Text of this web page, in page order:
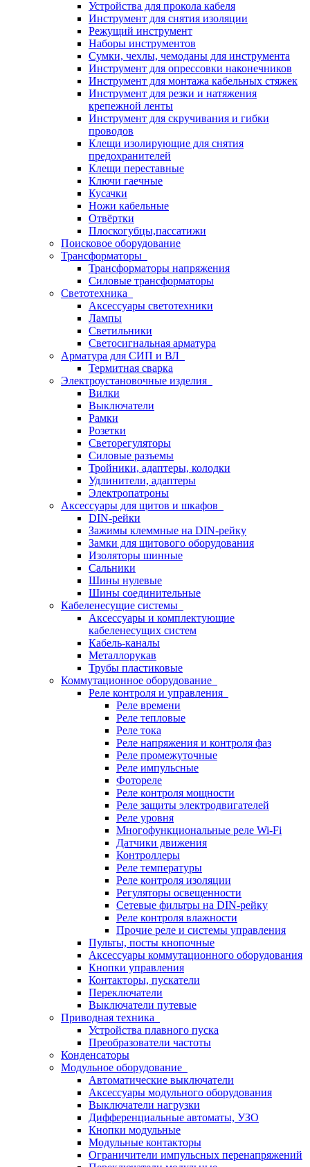
Устройства для прокола кабеля
Инструмент для снятия изоляции
Режущий инструмент
Наборы инструментов
Сумки, чехлы, чемоданы для инструмента
Инструмент для опрессовки наконечников
Инструмент для монтажа кабельных стяжек
Инструмент для резки и натяжения
крепежной ленты
Инструмент для скручивания и гибки
проводов
Клещи изолирующие для снятия
предохранителей
Клещи переставные
Ключи гаечные
Кусачки
Ножи кабельные
Отвёртки
Плоскогубцы,пассатижи
Поисковое оборудование
Трансформаторы
Трансформаторы напряжения
Силовые трансформаторы
Светотехника
Аксессуары светотехники
Лампы
Светильники
Светосигнальная арматура
Арматура для СИП и ВЛ
Термитная сварка
Электроустановочные изделия
Вилки
Выключатели
Рамки
Розетки
Светорегуляторы
Силовые разъемы
Тройники, адаптеры, колодки
Удлинители, адаптеры
Электропатроны
Аксессуары для щитов и шкафов
DIN-рейки
Зажимы клеммные на DIN-рейку
Замки для щитового оборудования
Изоляторы шинные
Сальники
Шины нулевые
Шины соединительные
Кабеленесущие системы
Аксессуары и комплектующие
кабеленесущих систем
Кабель-каналы
Металлорукав
Трубы пластиковые
Коммутационное оборудование
Реле контроля и управления
Реле времени
Реле тепловые
Реле тока
Реле напряжения и контроля фаз
Реле промежуточные
Реле импульсные
Фотореле
Реле контроля мощности
Реле защиты электродвигателей
Реле уровня
Многофункциональные реле Wi-Fi
Датчики движения
Контроллеры
Реле температуры
Реле контроля изоляции
Регуляторы освещенности
Сетевые фильтры на DIN-рейку
Реле контроля влажности
Прочие реле и системы управления
Пульты, посты кнопочные
Аксессуары коммутационного оборудования
Кнопки управления
Контакторы, пускатели
Переключатели
Выключатели путевые
Приводная техника
Устройства плавного пуска
Преобразователи частоты
Конденсаторы
Модульное оборудование
Автоматические выключатели
Аксессуары модульного оборудования
Выключатели нагрузки
Дифференциальные автоматы, УЗО
Кнопки модульные
Модульные контакторы
Ограничители импульсных перенапряжений